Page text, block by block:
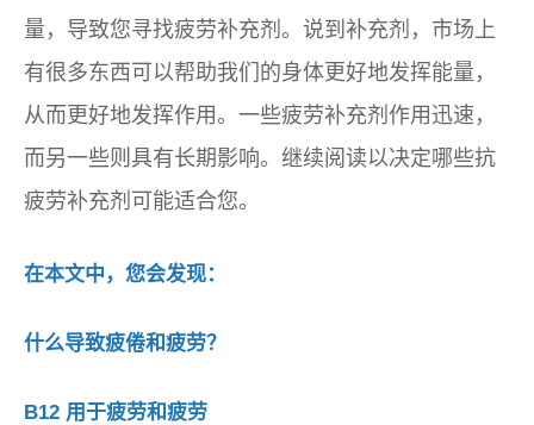
量，导致您寻找疲劳补充剂。说到补充剂，市场上
有很多东西可以帮助我们的身体更好地发挥能量，
从而更好地发挥作用。一些疲劳补充剂作用迅速，
而另一些则具有长期影响。继续阅读以决定哪些抗
疲劳补充剂可能适合您。
在本文中，您会发现：
什么导致疲倦和疲劳？
B12 用于疲劳和疲劳